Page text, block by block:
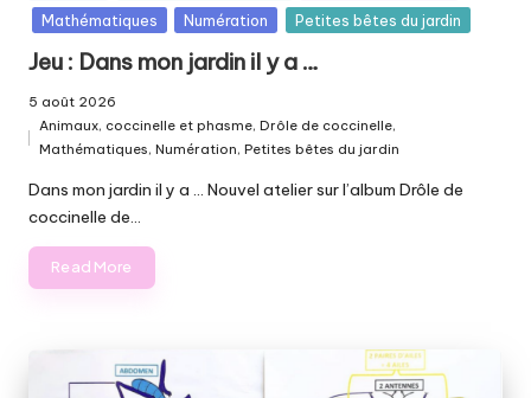
inMathématiques
Numération Petites bêtes du jardin
Jeu : Dans mon jardin il y a …
5 août 2026
Posted
Animaux, coccinelle et phasme,Drôle de coccinelle,
Mathématiques,Numération,Petites bêtes du jardin
Dans mon jardin il y a ... Nouvel atelier sur l’album Drôle de
coccinelle de…
Read More